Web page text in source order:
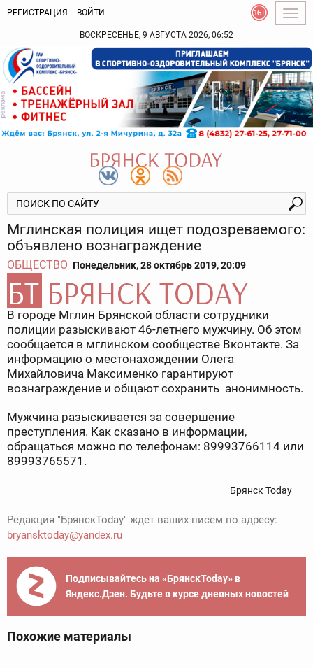
РЕГИСТРАЦИЯ ВОЙТИ
ВОСКРЕСЕНЬЕ, 9 АВГУСТА 2026, 06:52
Мглинская полиция ищет подозреваемого:
объявлено вознаграждение
ОБЩЕСТВО Понедельник, 28 октябрь 2019, 20:09
В городе Мглин Брянской области сотрудники
полиции разыскивают 46-летнего мужчину. Об этом
сообщается в мглинском сообществе Вконтакте. За
информацию о местонахождении Олега
Михайловича Максименко гарантируют
вознаграждение и общают сохранить анонимность.
Мужчина разыскивается за совершение
преступления. Как сказано в информации,
обращаться можно по телефонам: 89993766114 или
89993765571.
Брянск Today
Редакция "БрянскToday" ждет ваших писем по адресу:
bryansktoday@yandex.ru
Подписывайтесь на «БрянскToday» в
Яндекс.Дзен. Будьте в курсе дневных новостей
Похожие материалы